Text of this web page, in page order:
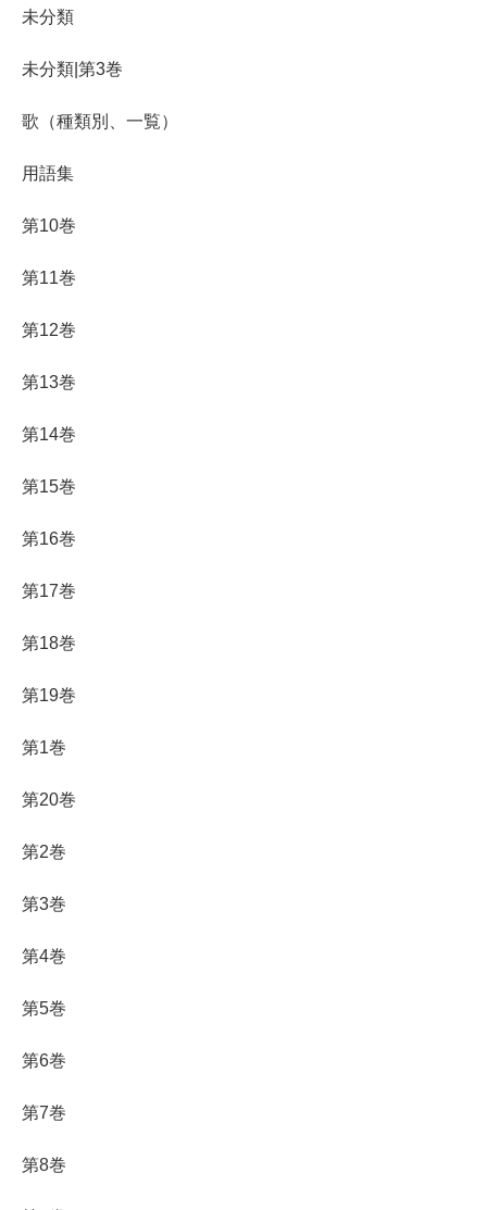
未分類
未分類|第3巻
歌（種類別、一覧）
用語集
第10巻
第11巻
第12巻
第13巻
第14巻
第15巻
第16巻
第17巻
第18巻
第19巻
第1巻
第20巻
第2巻
第3巻
第4巻
第5巻
第6巻
第7巻
第8巻